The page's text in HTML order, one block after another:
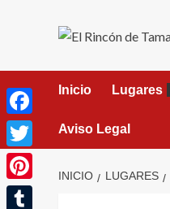
Inicio Lugares
Aviso Legal
INICIO LUGARES
Facebook
Twitter
Pinterest